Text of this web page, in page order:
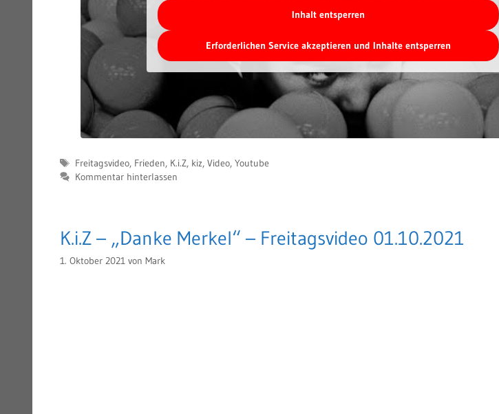
Inhalt entsperren
Erforderlichen Service akzeptieren und Inhalte entsperren
Schlagwörter
Freitagsvideo, Frieden, K.i.Z, kiz, Video, Youtube
Kommentar hinterlassen
K.i.Z – „Danke Merkel“ – Freitagsvideo 01.10.2021
1. Oktober 2021 von Mark